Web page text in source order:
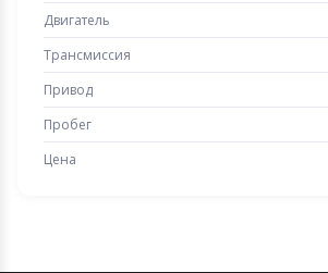
Двигатель
Трансмиссия
Привод
Пробег
Цена